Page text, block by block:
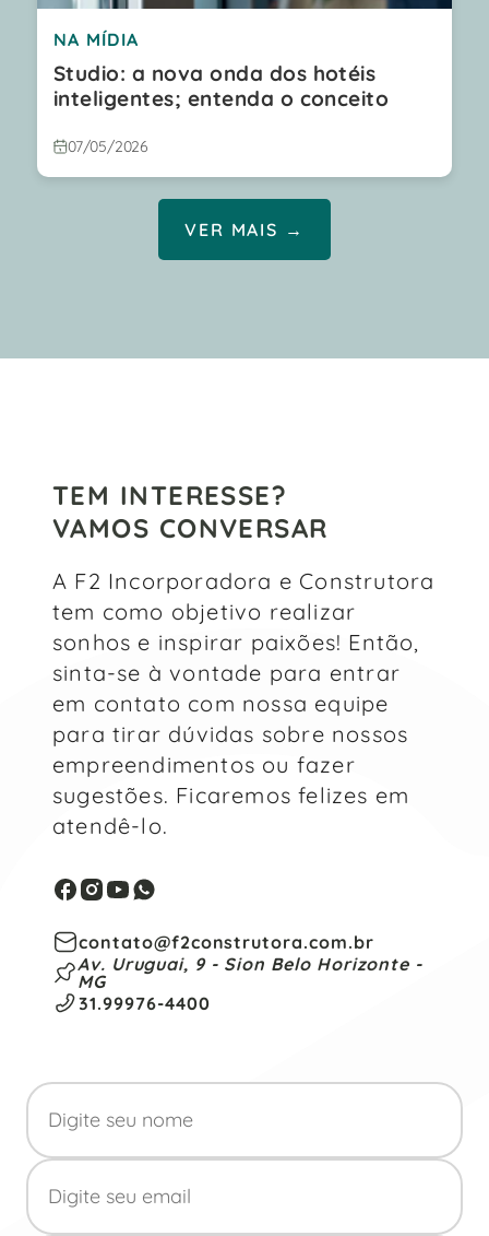
NA MÍDIA
Studio: a nova onda dos hotéis
inteligentes; entenda o conceito
07/05/2026
VER MAIS →
TEM INTERESSE?
VAMOS CONVERSAR
A F2 Incorporadora e Construtora
tem como objetivo realizar
sonhos e inspirar paixões! Então,
sinta-se à vontade para entrar
em contato com nossa equipe
para tirar dúvidas sobre nossos
empreendimentos ou fazer
sugestões. Ficaremos felizes em
atendê-lo.
contato@f2construtora.com.br
Av. Uruguai, 9 - Sion Belo Horizonte -
MG
31.99976-4400